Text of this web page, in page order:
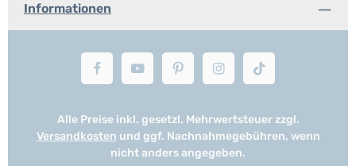
Informationen
Alle Preise inkl. gesetzl. Mehrwertsteuer zzgl.
Versandkosten und ggf. Nachnahmegebühren, wenn
nicht anders angegeben.